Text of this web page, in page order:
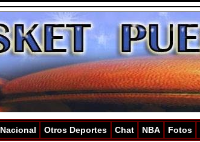
Nacional Otros Deportes Chat NBA Fotos